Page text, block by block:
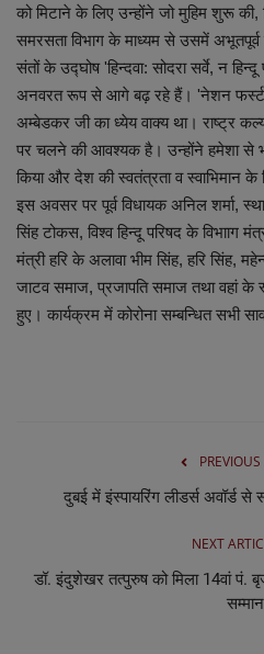
Contact us :
About us
Advertise with us
E-Paper
को मिटाने के लिए उन्होंने जो मुहिम शुरू की,
समरसता विभाग के माध्यम से उसमें
संतों के उद्घोष 'हिन्दवा: सोदरा सर्वे, न
अनवरत रूप से आगे बढ़ रहे हैं। 'नेशन फर्स्ट'
अम्बेडकर जी का ध्येय वाक्य था। राष्ट्र
पर चलने की आवश्यक है। उन्होंने हमेशा से
किया और देश की स्वतंत्रता व स्वाभिमान के
इस अवसर पर पूर्व विधायक अनिल शर्मा,
सिंह टोकस, विश्व हिन्दू परिषद के विभााग
मंत्री हरि के अलावा भीम सिंह, हरि सिंह,
जाटव समाज, प्रजापति समाज तथा वहां
हुए। कार्यक्रम में कोरोना सम्बन्धित सभी
दुबई में इंस्पायरिंग लीडर्स अवॉर्ड से
NEXT
डॉ. इंदुशेखर तत्पुरुष को मिला 14वां पं.
सम्मान